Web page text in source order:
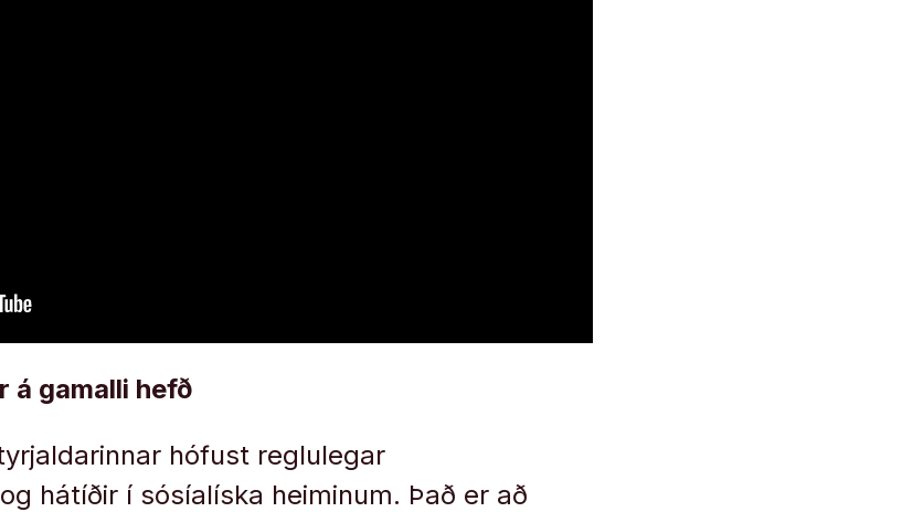
á gamalli hefð
hófust reglulegar
hátíðir í sósíalíska heiminum. Það er að